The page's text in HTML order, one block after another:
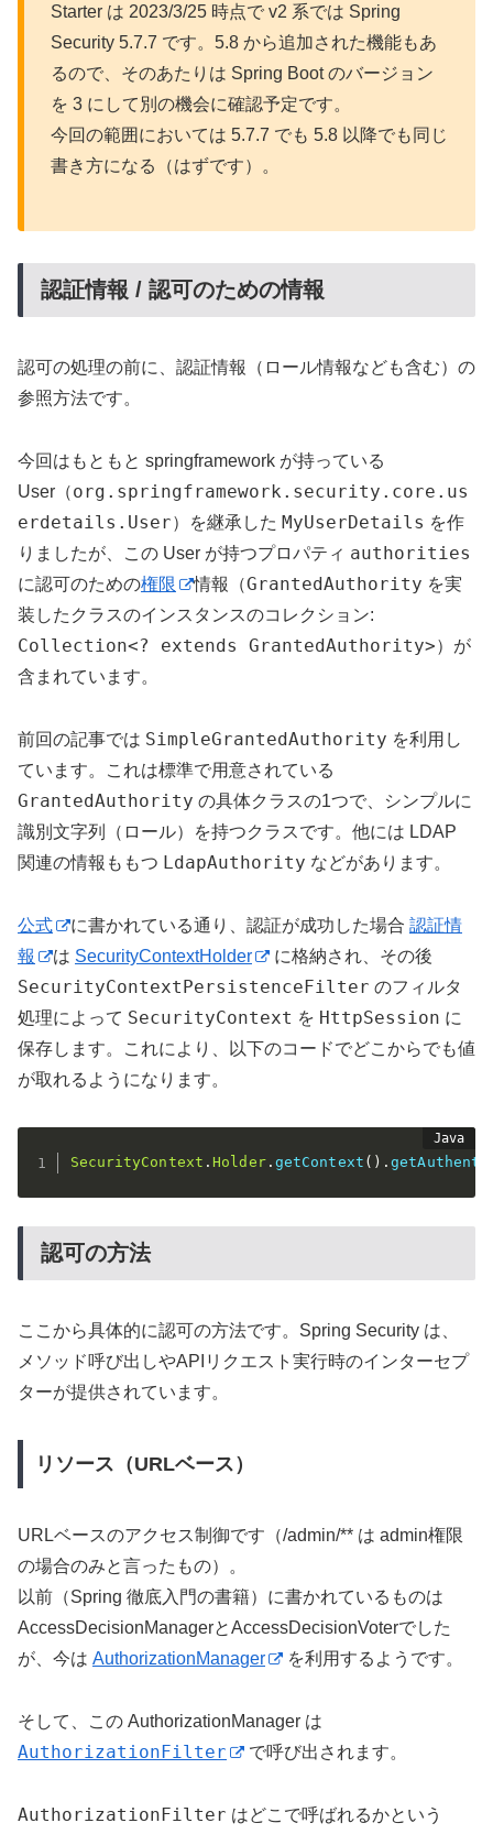
Starter は 2023/3/25 時点で v2 系では Spring
Security 5.7.7 です。5.8 から追加された機能もあ
るので、そのあたりは Spring Boot のバージョン
を 3 にして別の機会に確認予定です。
今回の範囲においては 5.7.7 でも 5.8 以降でも同じ
書き方になる（はずです）。
認証情報 / 認可のための情報
認可の処理の前に、認証情報（ロール情報なども含む）の
参照方法です。
今回はもともと springframework が持っている
User（org.springframework.security.core.us
erdetails.User）を継承した MyUserDetails を作
りましたが、この User が持つプロパティ authorities
に認可のための権限 情報（GrantedAuthority を実
装したクラスのインスタンスのコレクション:
Collection<? extends GrantedAuthority>）が
含まれています。
前回の記事では SimpleGrantedAuthority を利用し
ています。これは標準で用意されている
GrantedAuthority の具体クラスの1つで、シンプルに
識別文字列（ロール）を持つクラスです。他には LDAP
関連の情報ももつ LdapAuthority などがあります。
公式 に書かれている通り、認証が成功した場合 認証情
報
は SecurityContextHolder に格納され、その後
SecurityContextPersistenceFilter のフィルタ
処理によって SecurityContext を HttpSession に
保存します。これにより、以下のコードでどこからでも値
が取れるようになります。
SecurityContext .Holder. getContext ( ) .
認可の方法
ここから具体的に認可の方法です。Spring Security は、
メソッド呼び出しやAPIリクエスト実行時のインターセプ
ターが提供されています。
リソース（URLベース）
URLベースのアクセス制御です（/admin/** は admin権限
の場合のみと言ったもの）。
以前（Spring 徹底入門の書籍）に書かれているものは
AccessDecisionManagerとAccessDecisionVoterでした
が、今は AuthorizationManager を利用するようです。
そして、この AuthorizationManager は
AuthorizationFilter で呼び出されます。
AuthorizationFilter はどこで呼ばれるかという